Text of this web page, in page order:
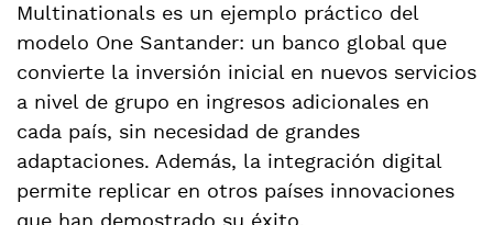
Multinationals es un ejemplo práctico del
modelo One Santander: un banco global que
convierte la inversión inicial en nuevos servicios
a nivel de grupo en ingresos adicionales en
cada país, sin necesidad de grandes
adaptaciones. Además, la integración digital
permite replicar en otros países innovaciones